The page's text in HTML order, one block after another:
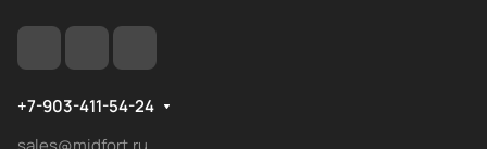
+7-903-411-54-24